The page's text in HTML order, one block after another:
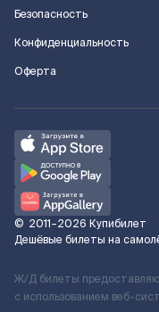
Безопасность
Конфиденциальность
Оферта
© 2011–2026 Купибилет
Дешёвые билеты на
Ж/Д билеты
с использованием веб-